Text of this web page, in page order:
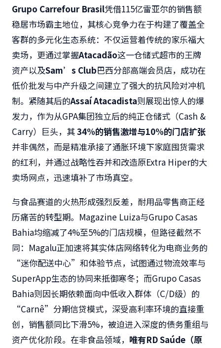
Grupo Carrefour Brasil凭借115亿雷亚尔的销售额
稳居市场霸主地位，其核心竞争力在于构建了覆盖全
客群的多元化生态系统：不仅运营着传统的家乐福大
卖场，更通过掌握Atacadão这一仓储式超市的王牌
资产以及Sam’s Club巴西分部高端会员店，成功在
低价批发与中产升级之间建立了强大的抗风险对冲机
制。紧随其后的Assaí Atacadista则展现出惊人的爆
发力，作为从GPA集团独立后的纯正仓储式（Cash &
Carry）巨头，其34%的销售激增与10%的门店扩张
并非偶然，而是精准承接了通胀环境下家庭囤货需求
的红利，并通过战略性吞并和改造原Extra Hiper的大
卖场网点，迅速填补了市场真空。
与食品赛道的火热形成强烈反差，耐用品零售商正经
历痛苦的转型期。Magazine Luiza与Grupo Casas
Bahia均缩减了4%至5%的门店规模，但路径截然不
同：Magalu正加速将其实体店网络转化为电商业务的
“迷你配送中心”和体验节点，试图通过物流效率与
SuperApp生态的协同来抵御寒冬；而Grupo Casas
Bahia则因长期依赖面向中低收入群体（C/D级）的
“Carnê”分期信贷模式，深受高利率环境的直接重
创，销售额同比下滑5%，被迫进入深度的债务重组与
资产优化阶段。在非食品领域， 唯有RD Saúde（原